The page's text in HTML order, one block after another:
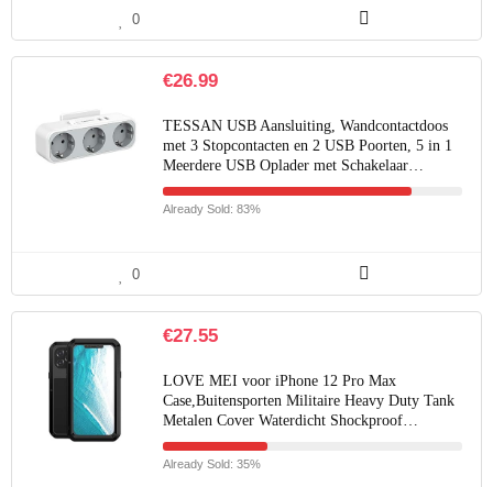
0
€26.99
TESSAN USB Aansluiting, Wandcontactdoos
met 3 Stopcontacten en 2 USB Poorten, 5 in 1
Meerdere USB Oplader met Schakelaar…
Already Sold: 83%
0
€27.55
LOVE MEI voor iPhone 12 Pro Max
Case,Buitensporten Militaire Heavy Duty Tank
Metalen Cover Waterdicht Shockproof…
Already Sold: 35%